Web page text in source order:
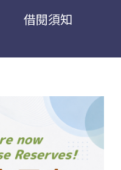
借閱須知